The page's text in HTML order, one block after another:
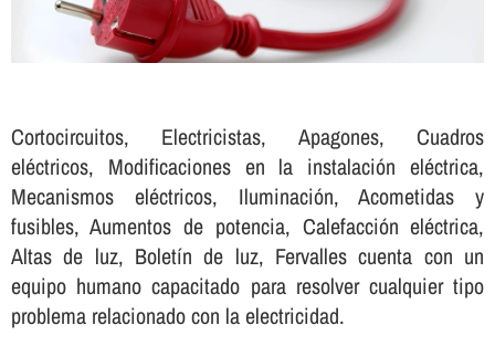
Cortocircuitos, Electricistas, Apagones, Cuadros
eléctricos, Modificaciones en la instalación eléctrica,
Mecanismos eléctricos, Iluminación, Acometidas y
fusibles, Aumentos de potencia, Calefacción eléctrica,
Altas de luz, Boletí­n de luz, Fervalles cuenta con un
equipo humano capacitado para resolver cualquier tipo
problema relacionado con la electricidad.